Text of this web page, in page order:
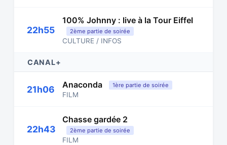
22h55
100% Johnny : live à la Tour Eiffel
2ème partie de soirée
CULTURE / INFOS
CANAL+
21h06 Anaconda 1ère partie de soirée
FILM
22h43
Chasse gardée 2
2ème partie de soirée
FILM